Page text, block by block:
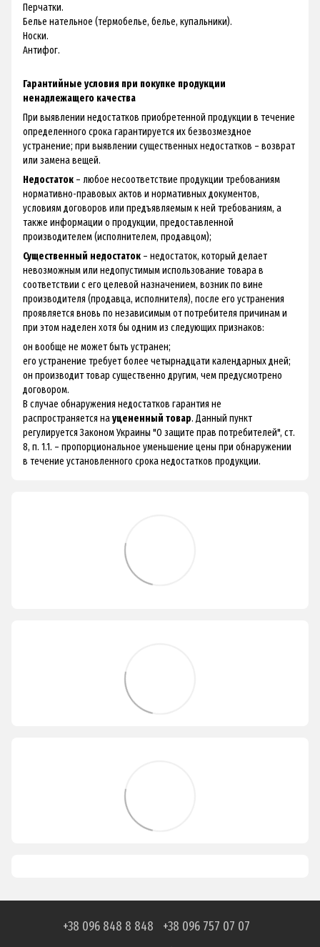
Перчатки.
Белье нательное (термобелье, белье, купальники).
Носки.
Антифог.
Гарантийные условия при покупке продукции
ненадлежащего качества
При выявлении недостатков приобретенной продукции в течение
определенного срока гарантируется их безвозмездное
устранение; при выявлении существенных недостатков – возврат
или замена вещей.
Недостаток – любое несоответствие продукции требованиям
нормативно-правовых актов и нормативных документов,
условиям договоров или предъявляемым к ней требованиям, а
также информации о продукции, предоставленной
производителем (исполнителем, продавцом);
Существенный недостаток – недостаток, который делает
невозможным или недопустимым использование товара в
соответствии с его целевой назначением, возник по вине
производителя (продавца, исполнителя), после его устранения
проявляется вновь по независимым от потребителя причинам и
при этом наделен хотя бы одним из следующих признаков:
он вообще не может быть устранен;
его устранение требует более четырнадцати календарных дней;
он производит товар существенно другим, чем предусмотрено
договором.
В случае обнаружения недостатков гарантия не
распространяется науцененный товар. Данный пункт
регулируется Законом Украины "О защите прав потребителей", ст.
8, п. 1.1. – пропорциональное уменьшение цены при обнаружении
в течение установленного срока недостатков продукции.
+38 096 848 8 848 +38 096 757 07 07